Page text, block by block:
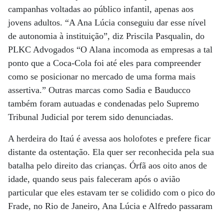
campanhas voltadas ao público infantil, apenas aos
jovens adultos. “A Ana Lúcia conseguiu dar esse nível
de autonomia à instituição”, diz Priscila Pasqualin, do
PLKC Advogados “O Alana incomoda as empresas a tal
ponto que a Coca-Cola foi até eles para compreender
como se posicionar no mercado de uma forma mais
assertiva.” Outras marcas como Sadia e Bauducco
também foram autuadas e condenadas pelo Supremo
Tribunal Judicial por terem sido denunciadas.
A herdeira do Itaú é avessa aos holofotes e prefere ficar
distante da ostentação. Ela quer ser reconhecida pela sua
batalha pelo direito das crianças. Órfã aos oito anos de
idade, quando seus pais faleceram após o avião
particular que eles estavam ter se colidido com o pico do
Frade, no Rio de Janeiro, Ana Lúcia e Alfredo passaram